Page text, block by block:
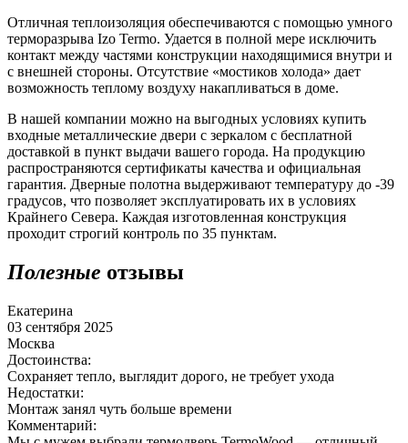
Отличная теплоизоляция обеспечиваются с помощью умного
терморазрыва Izo Termo. Удается в полной мере исключить
контакт между частями конструкции находящимися внутри и
с внешней стороны. Отсутствие «мостиков холода» дает
возможность теплому воздуху накапливаться в доме.
В нашей компании можно на выгодных условиях купить
входные металлические двери с зеркалом с бесплатной
доставкой в пункт выдачи вашего города. На продукцию
распространяются сертификаты качества и официальная
гарантия. Дверные полотна выдерживают температуру до -39
градусов, что позволяет эксплуатировать их в условиях
Крайнего Севера. Каждая изготовленная конструкция
проходит строгий контроль по 35 пунктам.
Полезные отзывы
Екатерина
03 сентября 2025
Москва
Достоинства:
Сохраняет тепло, выглядит дорого, не требует ухода
Недостатки:
Монтаж занял чуть больше времени
Комментарий: